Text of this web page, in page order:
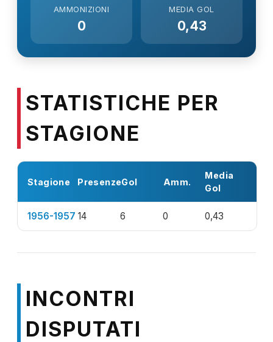
AMMONIZIONI
0
MEDIA GOL
0,43
STATISTICHE PER
STAGIONE
Stagione PresenzeGol Amm.
Media
Gol
1956-1957 14 6 0 0,43
INCONTRI
DISPUTATI